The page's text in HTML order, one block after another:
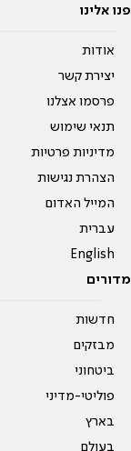
פנו אלינו
אודות
יצירת קשר
פרסמו אצלנו
תנאי שימוש
מדיניות פרטיות
הצהרת נגישות
המייל האדום
עברית
English
מדורים
חדשות
מבזקים
ביטחוני
פוליטי-מדיני
בארץ
בעולם